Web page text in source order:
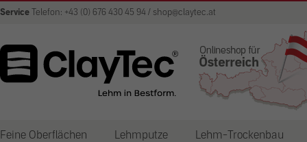
Service Telefon: +43 (0) 676 430 45 94 / shop@claytec.at
Feine Oberflächen Lehmputze Lehm-Trockenbau